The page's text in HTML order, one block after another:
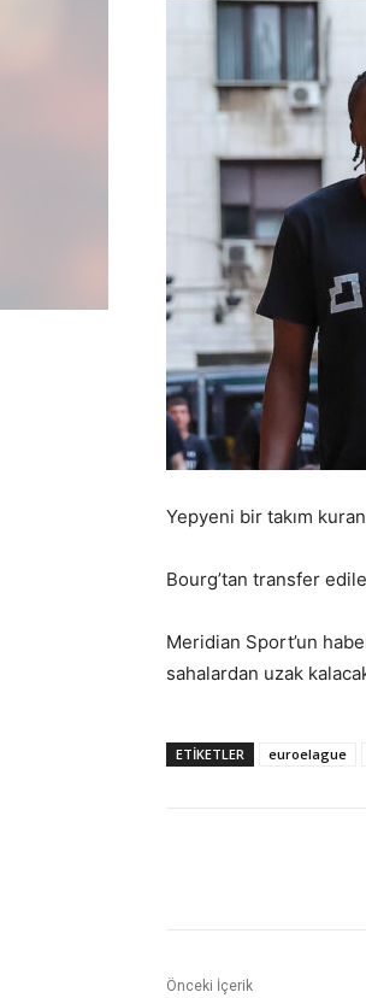
Yepyeni bir takım
Bourg’tan transfer
Meridian Sport’un
sahalardan uzak
ETIKETLER euroelague
Önceki İçerik